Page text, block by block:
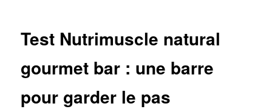
Test Nutrimuscle natural
gourmet bar : une barre
pour garder le pas